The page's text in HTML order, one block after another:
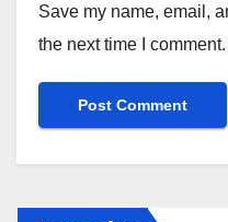
Save my name, email,
the next time I comment.